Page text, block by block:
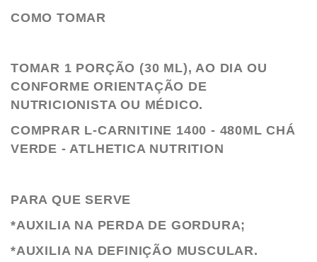
COMO TOMAR
TOMAR 1 PORÇÃO (30 ML), AO DIA OU
CONFORME ORIENTAÇÃO DE
NUTRICIONISTA OU MÉDICO.
COMPRAR L-CARNITINE 1400 - 480ML CHÁ
VERDE - ATLHETICA NUTRITION
PARA QUE SERVE
*AUXILIA NA PERDA DE GORDURA;
*AUXILIA NA DEFINIÇÃO MUSCULAR.